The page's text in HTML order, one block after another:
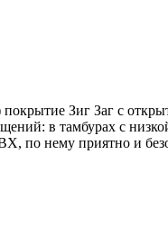
Зиг Заг с
в тамбурах с
по нему приятно и